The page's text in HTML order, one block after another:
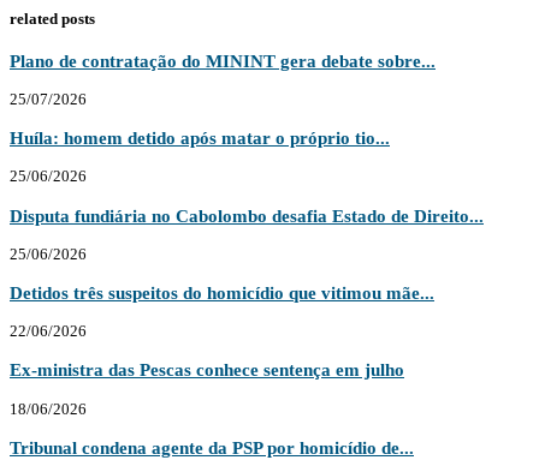
related posts
Plano de contratação do MININT gera debate sobre...
25/07/2026
Huíla: homem detido após matar o próprio tio...
25/06/2026
Disputa fundiária no Cabolombo desafia Estado de Direito...
25/06/2026
Detidos três suspeitos do homicídio que vitimou mãe...
22/06/2026
Ex-ministra das Pescas conhece sentença em julho
18/06/2026
Tribunal condena agente da PSP por homicídio de...